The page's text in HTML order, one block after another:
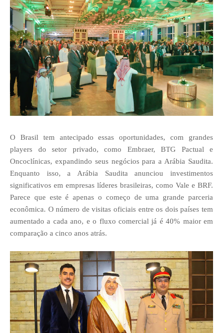
O Brasil tem antecipado essas oportunidades, com grandes
players do setor privado, como Embraer, BTG Pactual e
Oncoclínicas, expandindo seus negócios para a Arábia Saudita.
Enquanto isso, a Arábia Saudita anunciou investimentos
significativos em empresas líderes brasileiras, como Vale e BRF.
Parece que este é apenas o começo de uma grande parceria
econômica. O número de visitas oficiais entre os dois países tem
aumentado a cada ano, e o fluxo comercial já é 40% maior em
comparação a cinco anos atrás.